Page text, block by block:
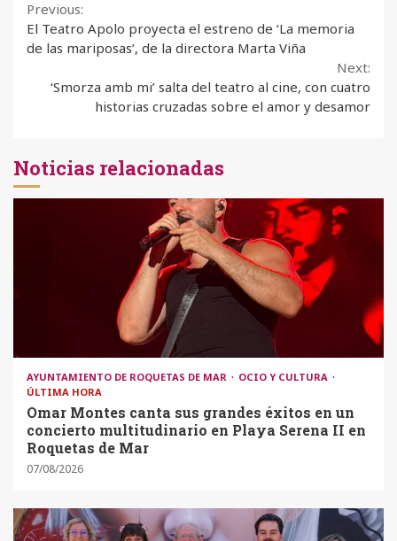
Continue
Reading
Previous:
El Teatro Apolo proyecta el estreno de ‘La memoria
de las mariposas’, de la directora Marta Viña
Next:
‘Smorza amb mi’ salta del teatro al cine, con cuatro
historias cruzadas sobre el amor y desamor
Noticias relacionadas
AYUNTAMIENTO DE ROQUETAS DE MAR
OCIO Y CULTURA
ÚLTIMA HORA
Omar Montes canta sus grandes éxitos en un
concierto multitudinario en Playa Serena II en
Roquetas de Mar
07/08/2026